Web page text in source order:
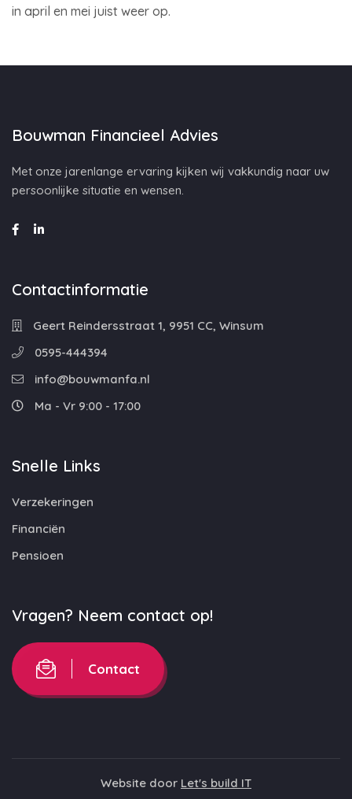
in april en mei juist weer op.
Bouwman Financieel Advies
Met onze jarenlange ervaring kijken wij vakkundig naar uw
persoonlijke situatie en wensen.
Contactinformatie
Geert Reindersstraat 1, 9951 CC, Winsum
0595-444394
info@bouwmanfa.nl
Ma - Vr 9:00 - 17:00
Snelle Links
Verzekeringen
Financiën
Pensioen
Vragen? Neem contact op!
Contact
Website door Let's build IT